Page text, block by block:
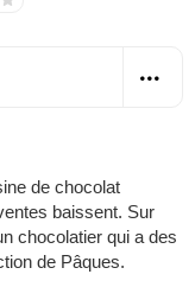
de chocolat
baissent. Sur
chocolatier qui a des
de Pâques.